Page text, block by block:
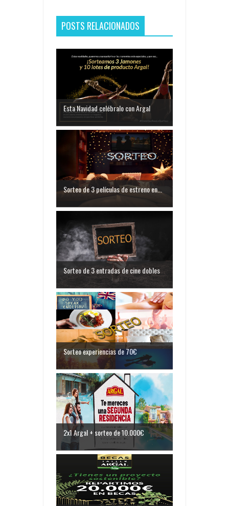
POSTS RELACIONADOS
Esta Navidad celébralo con Argal
Sorteo de 3 películas de estreno en...
Sorteo de 3 entradas de cine dobles
Sorteo experiencias de 70€
2x1 Argal + sorteo de 10.000€